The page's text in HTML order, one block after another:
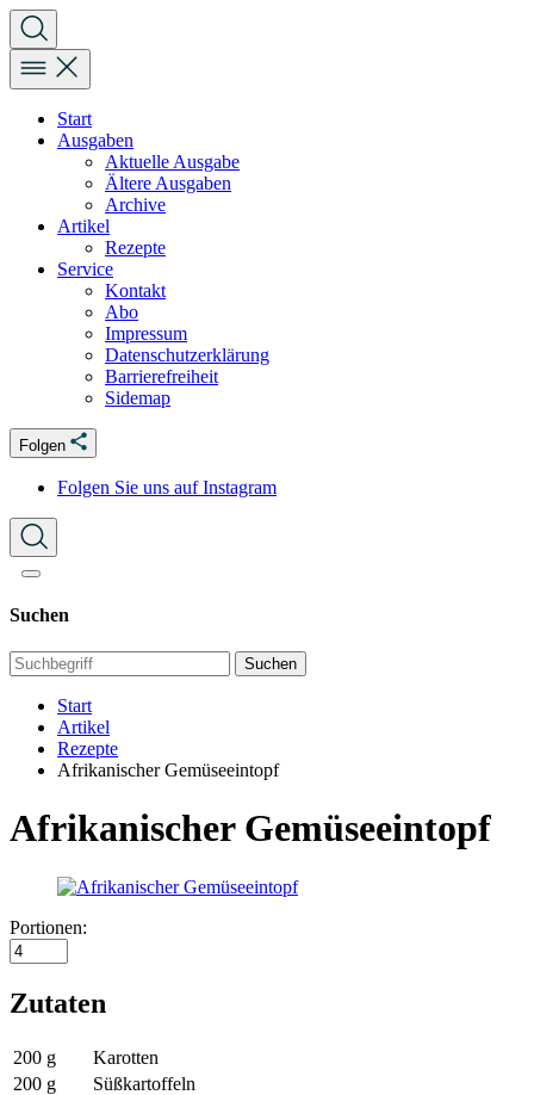
Start
Ausgaben
Aktuelle Ausgabe
Ältere Ausgaben
Archive
Artikel
Rezepte
Service
Kontakt
Abo
Impressum
Datenschutzerklärung
Barrierefreiheit
Sidemap
Folgen
Folgen Sie uns auf Instagram
Suchen
Suchen
Start
Artikel
Rezepte
Afrikanischer Gemüseeintopf
Afrikanischer Gemüseeintopf
Portionen:
Zutaten
200 g
Karotten
200 g
Süßkartoffeln